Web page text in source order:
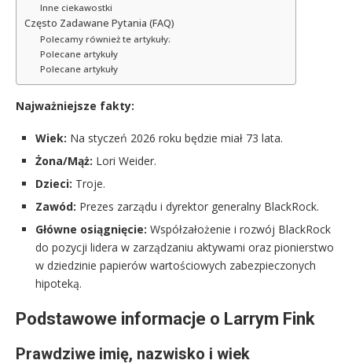
Inne ciekawostki
Często Zadawane Pytania (FAQ)
Polecamy również te artykuły:
Polecane artykuły
Polecane artykuły
Najważniejsze fakty:
Wiek: Na styczeń 2026 roku będzie miał 73 lata.
Żona/Mąż: Lori Weider.
Dzieci: Troje.
Zawód: Prezes zarządu i dyrektor generalny BlackRock.
Główne osiągnięcie: Współzałożenie i rozwój BlackRock
do pozycji lidera w zarządzaniu aktywami oraz pionierstwo
w dziedzinie papierów wartościowych zabezpieczonych
hipoteką.
Podstawowe informacje o Larrym Fink
Prawdziwe imię, nazwisko i wiek